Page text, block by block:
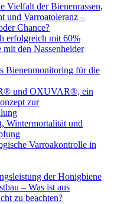
Vielfalt der Bienenrassen,
und Varroatoleranz –
Chance?
erfolgreich mit 60%
mit den Nassenheider
Bienenmonitoring für die
und OXUVAR®, ein
zur
Wintermortalität und
Varroakontrolle in
der Honigbiene
– Was ist aus
zu beachten?